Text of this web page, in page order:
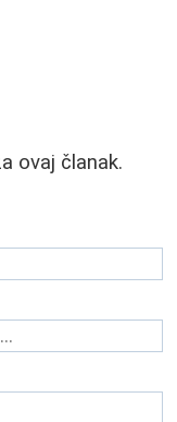
ovaj članak.